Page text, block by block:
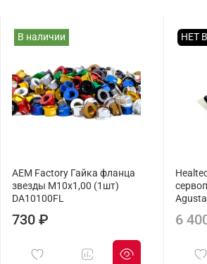
В наличии
AEM Factory Гайка фланца
звезды M10x1,00 (1шт)
DA10100FL
730 ₽
НЕТ
Agusta
6